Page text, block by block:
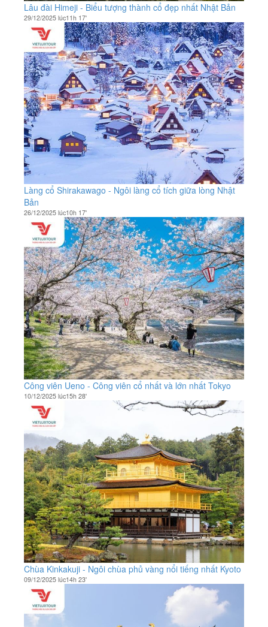
Lâu đài Himeji - Biểu tượng thành cổ đẹp nhất Nhật Bản
29/12/2025 lúc11h 17'
Làng cổ Shirakawago - Ngôi làng cổ tích giữa lòng Nhật
Bản
26/12/2025 lúc10h 17'
Công viên Ueno - Công viên cổ nhất và lớn nhất Tokyo
10/12/2025 lúc15h 28'
Chùa Kinkakuji - Ngôi chùa phủ vàng nổi tiếng nhất Kyoto
09/12/2025 lúc14h 23'